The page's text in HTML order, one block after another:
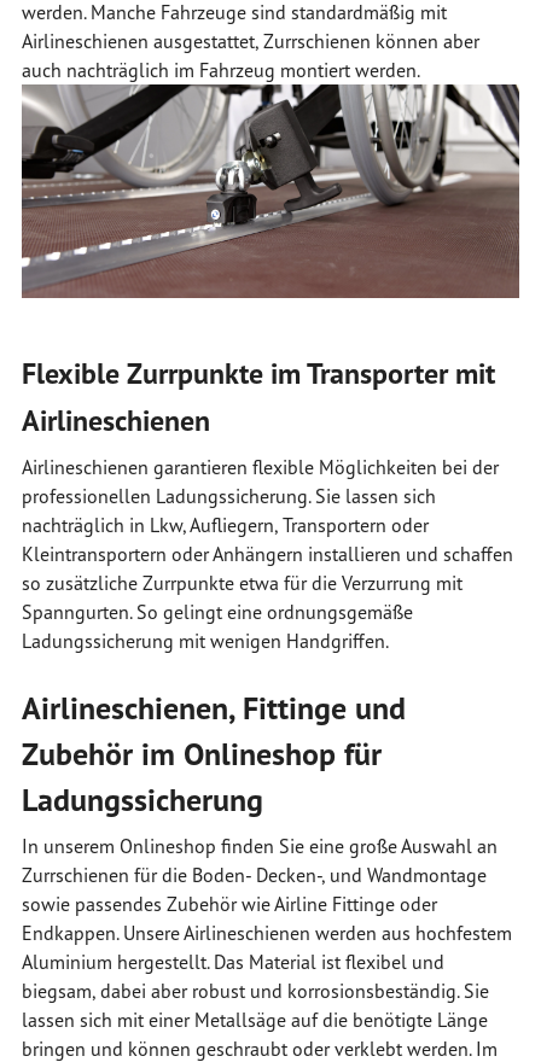
werden. Manche Fahrzeuge sind standardmäßig mit
Airlineschienen ausgestattet, Zurrschienen können aber
auch nachträglich im Fahrzeug montiert werden.
Flexible Zurrpunkte im Transporter mit
Airlineschienen
Airlineschienen garantieren flexible Möglichkeiten bei der
professionellen Ladungssicherung. Sie lassen sich
nachträglich in Lkw, Aufliegern, Transportern oder
Kleintransportern oder Anhängern installieren und schaffen
so zusätzliche Zurrpunkte etwa für die Verzurrung mit
Spanngurten. So gelingt eine ordnungsgemäße
Ladungssicherung mit wenigen Handgriffen.
Airlineschienen, Fittinge und
Zubehör im Onlineshop für
Ladungssicherung
In unserem Onlineshop finden Sie eine große Auswahl an
Zurrschienen für die Boden- Decken-, und Wandmontage
sowie passendes Zubehör wie Airline Fittinge oder
Endkappen. Unsere Airlineschienen werden aus hochfestem
Aluminium hergestellt. Das Material ist flexibel und
biegsam, dabei aber robust und korrosionsbeständig. Sie
lassen sich mit einer Metallsäge auf die benötigte Länge
bringen und können geschraubt oder verklebt werden. Im